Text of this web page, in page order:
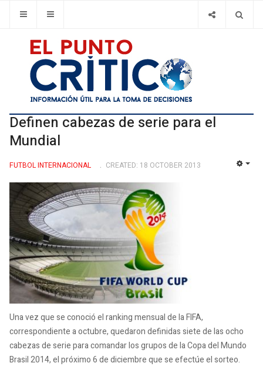
Definen cabezas de serie para el
Mundial
FUTBOL INTERNACIONAL CREATED: 18 OCTOBER 2013
Una vez que se conoció el ranking mensual de la FIFA,
correspondiente a octubre, quedaron definidas siete de las ocho
cabezas de serie para comandar los grupos de la Copa del Mundo
Brasil 2014, el próximo 6 de diciembre que se efectúe el sorteo.